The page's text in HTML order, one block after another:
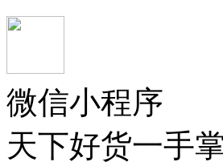
微信小程序
天下好货一手